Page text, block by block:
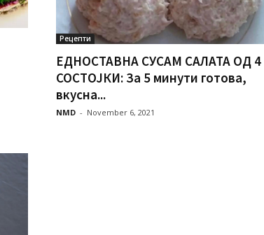
Рецепти
ЕДНОСТАВНА СУСАМ САЛАТА ОД 4
СОСТОЈКИ: За 5 минути готова,
вкусна...
NMD - November 6, 2021